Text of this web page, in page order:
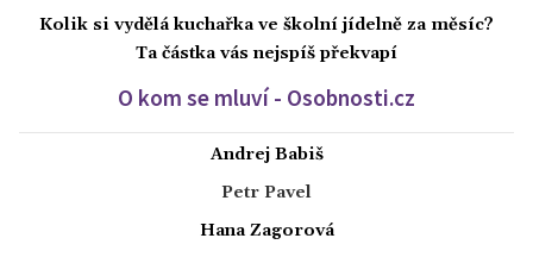
Kolik si vydělá kuchařka ve školní jídelně za měsíc?
Ta částka vás nejspíš překvapí
O kom se mluví - Osobnosti.cz
Andrej Babiš
Petr Pavel
Hana Zagorová